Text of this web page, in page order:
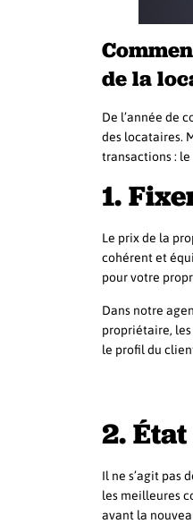
de la
De l’année de
des locataires.
transactions :
1.
Le prix de la
cohérent et
pour votre
Dans notre
propriétaire,
le profil du
2.
Il ne s’agit pas
les meilleures
avant la